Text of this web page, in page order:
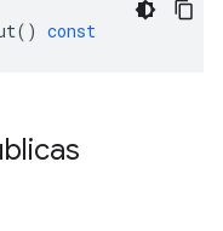
() const